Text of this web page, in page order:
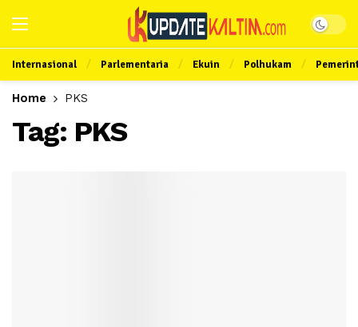
Internasional Parlementaria Ekuin Polhukam
Home PKS
Tag: PKS